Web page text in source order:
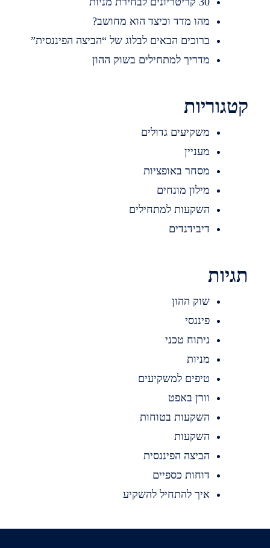
מהו מדד וכיצד הוא מחושב?
ברוכים הבאים לבלוג של “הביצה הפיננסית”
מדריך למתחילים בשוק ההון
קטגוריות
משקיעים גדולים
מעניין
מסחר באופציות
מילון מונחים
השקעות למתחילים
דיבידנדים
תגיות
שוק ההון
פיננסי
ניתוח טכני
מניות
טיפים למשקיעים
וורן באפט
השקעות בטוחות
השקעות
הביצה הפיננסית
דוחות כספיים
איך להתחיל להשקיע